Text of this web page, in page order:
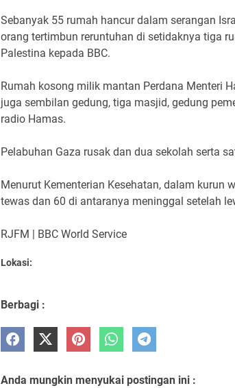
Sebanyak 55 rumah hancur dalam serangan
orang tertimbun reruntuhan di setidaknya tiga
Palestina kepada BBC.
Rumah kosong milik mantan Perdana Menteri
juga sembilan gedung, tiga masjid, gedung
radio Hamas.
Pelabuhan Gaza rusak dan dua sekolah serta
Menurut Kementerian Kesehatan, dalam kurun
tewas dan 60 di antaranya meninggal setelah
RJFM | BBC World Service
Lokasi:
Berbagi :
Anda mungkin menyukai postingan ini :